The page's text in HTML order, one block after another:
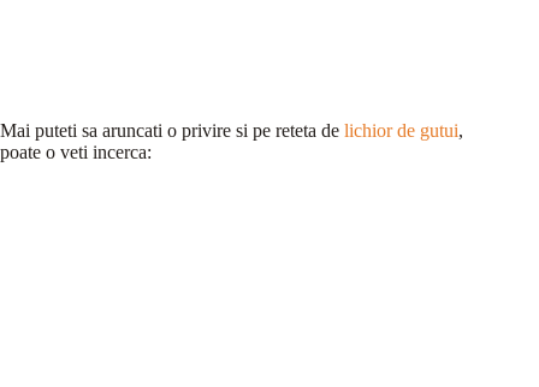
Mai puteti sa aruncati o privire si pe reteta de lichior de gutui,
poate o veti incerca: